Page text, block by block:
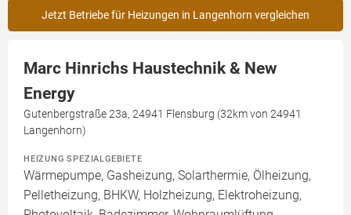
Jetzt Betriebe für Heizungen in Langenhorn vergleichen
Marc Hinrichs Haustechnik & New
Energy
Gutenbergstraße 23a, 24941 Flensburg (32km von 24941
Langenhorn)
HEIZUNG SPEZIALGEBIETE
Wärmepumpe, Gasheizung, Solarthermie, Ölheizung,
Pelletheizung, BHKW, Holzheizung, Elektroheizung,